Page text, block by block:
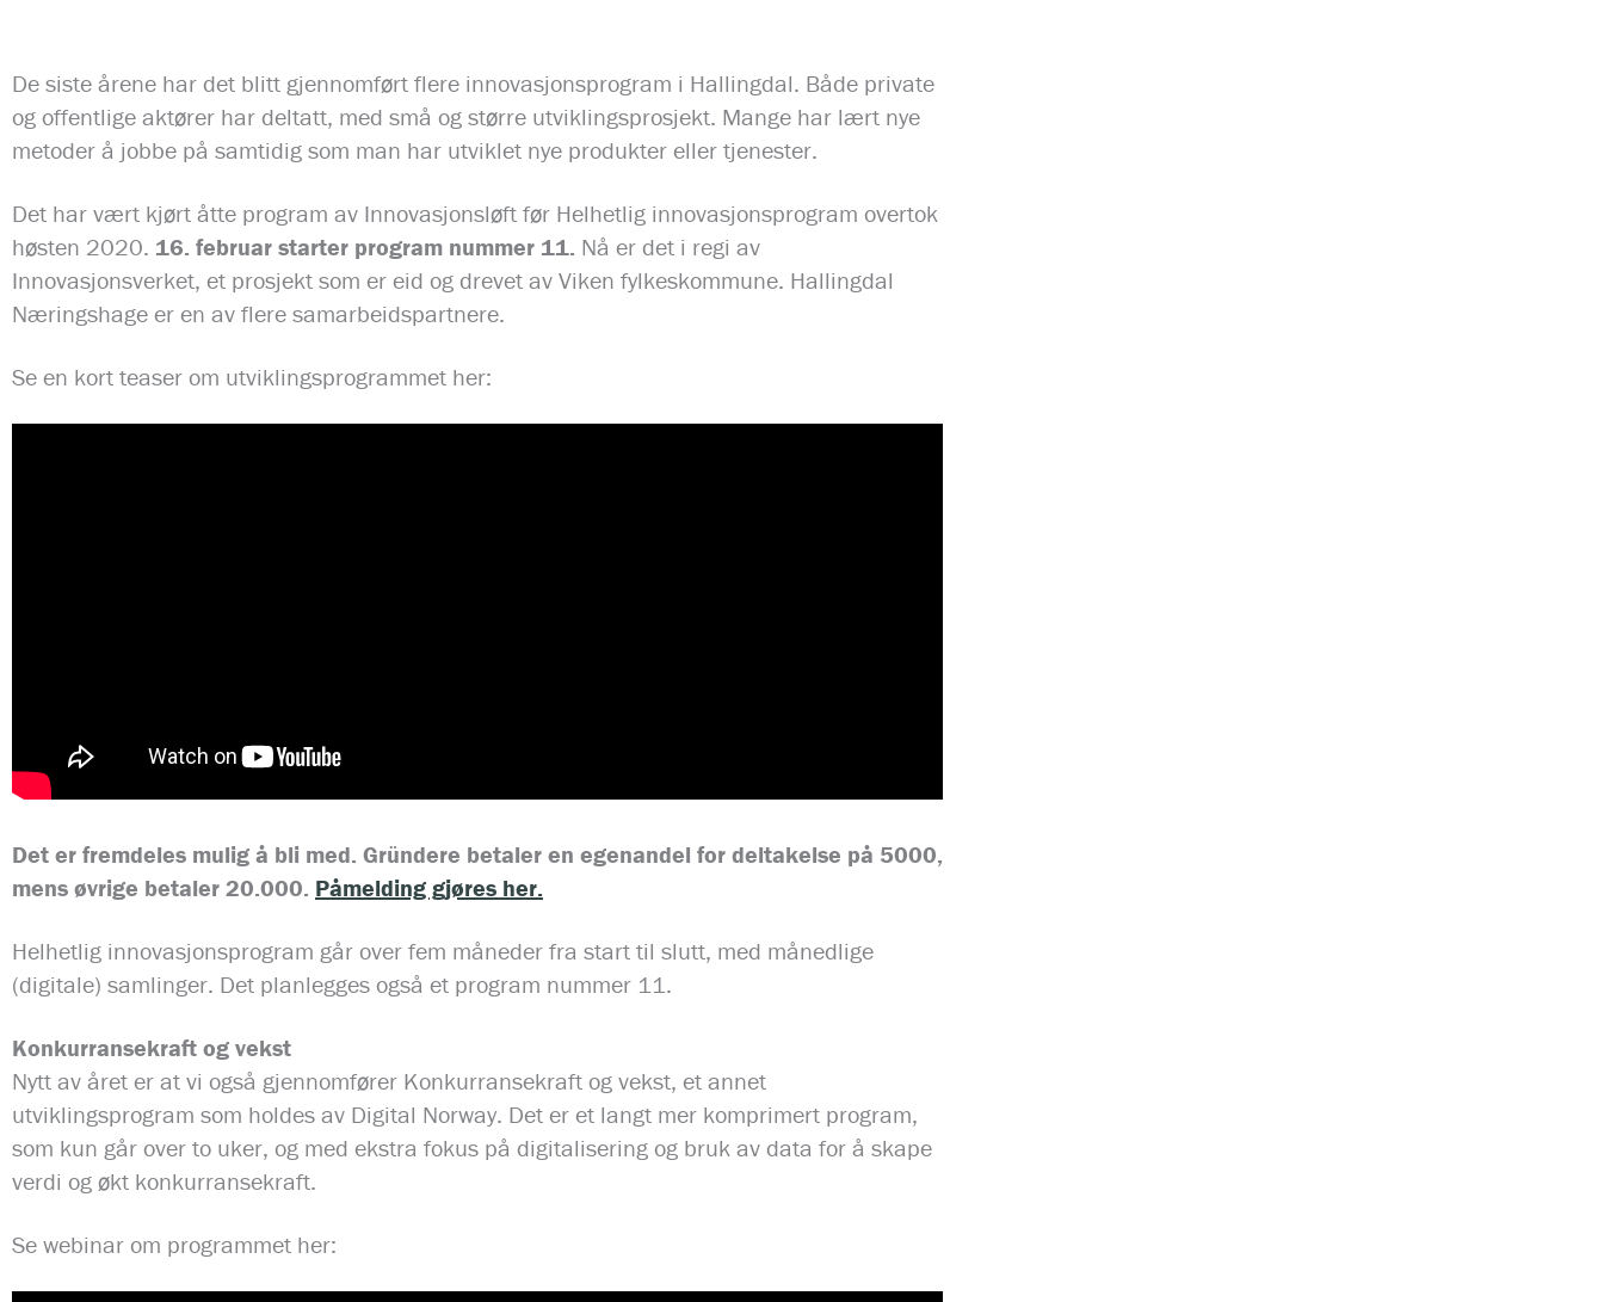
De siste årene har det blitt gjennomført flere innovasjonsprogram i Hallingdal. Både private
og offentlige aktører har deltatt, med små og større utviklingsprosjekt. Mange har lært nye
metoder å jobbe på samtidig som man har utviklet nye produkter eller tjenester.
Det har vært kjørt åtte program av Innovasjonsløft før Helhetlig innovasjonsprogram overtok
høsten 2020. 16. februar starter program nummer 11. Nå er det i regi av
Innovasjonsverket, et prosjekt som er eid og drevet av Viken fylkeskommune. Hallingdal
Næringshage er en av flere samarbeidspartnere.
Se en kort teaser om utviklingsprogrammet her:
Det er fremdeles mulig å bli med. Gründere betaler en egenandel for deltakelse på 5000,
mens øvrige betaler 20.000. Påmelding gjøres her.
Helhetlig innovasjonsprogram går over fem måneder fra start til slutt, med månedlige
(digitale) samlinger. Det planlegges også et program nummer 11.
Konkurransekraft og vekst
Nytt av året er at vi også gjennomfører Konkurransekraft og vekst, et annet
utviklingsprogram som holdes av Digital Norway. Det er et langt mer komprimert program,
som kun går over to uker, og med ekstra fokus på digitalisering og bruk av data for å skape
verdi og økt konkurransekraft.
Se webinar om programmet her: